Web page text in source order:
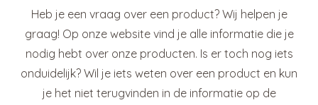
Heb je een vraag over een product? Wij helpen je
graag! Op onze website vind je alle informatie die je
nodig hebt over onze producten. Is er toch nog iets
onduidelijk? Wil je iets weten over een product en kun
je het niet terugvinden in de informatie op de